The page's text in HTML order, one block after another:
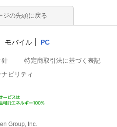
ジの先頭に戻る
モバイル PC
針
特定商取引法に基づく表記
ビリティ
Group, Inc.